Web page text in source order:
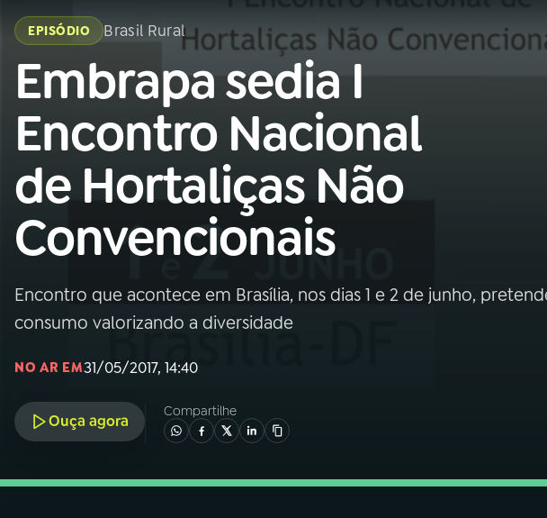
Buscar
na
Rádio
Nacional
Buscar
01
02A RÁDIO
03PROGRAMAÇÃO
05 PODCASTS
na
Rádio
EPISÓDIO Brasil Rural
Embrapa sedia I
Encontro Nacional
de Hortaliças Não
Convencionais
Encontro que acontece em Brasília, nos dias 1 e 2 de junho,
consumo valorizando a diversidade
NO AR EM31/05/2017, 14:40
Ouça agora
Compartilhe